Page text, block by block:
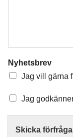
Nyhetsbrev
Jag vill gärna
Jag
Skicka